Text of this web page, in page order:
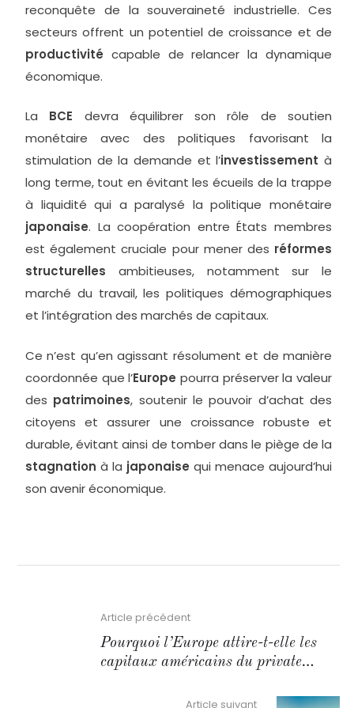
reconquête de la souveraineté industrielle. Ces
secteurs offrent un potentiel de croissance et de
productivité capable de relancer la dynamique
économique.
La BCE devra équilibrer son rôle de soutien
monétaire avec des politiques favorisant la
stimulation de la demande et l’investissement à
long terme, tout en évitant les écueils de la trappe
à liquidité qui a paralysé la politique monétaire
japonaise. La coopération entre États membres
est également cruciale pour mener des réformes
structurelles ambitieuses, notamment sur le
marché du travail, les politiques démographiques
et l’intégration des marchés de capitaux.
Ce n’est qu’en agissant résolument et de manière
coordonnée que l’Europe pourra préserver la valeur
des patrimoines, soutenir le pouvoir d’achat des
citoyens et assurer une croissance robuste et
durable, évitant ainsi de tomber dans le piège de la
stagnation à la japonaise qui menace aujourd’hui
son avenir économique.
Article précédent
Pourquoi l’Europe attire-t-elle les
capitaux américains du private
Article suivant